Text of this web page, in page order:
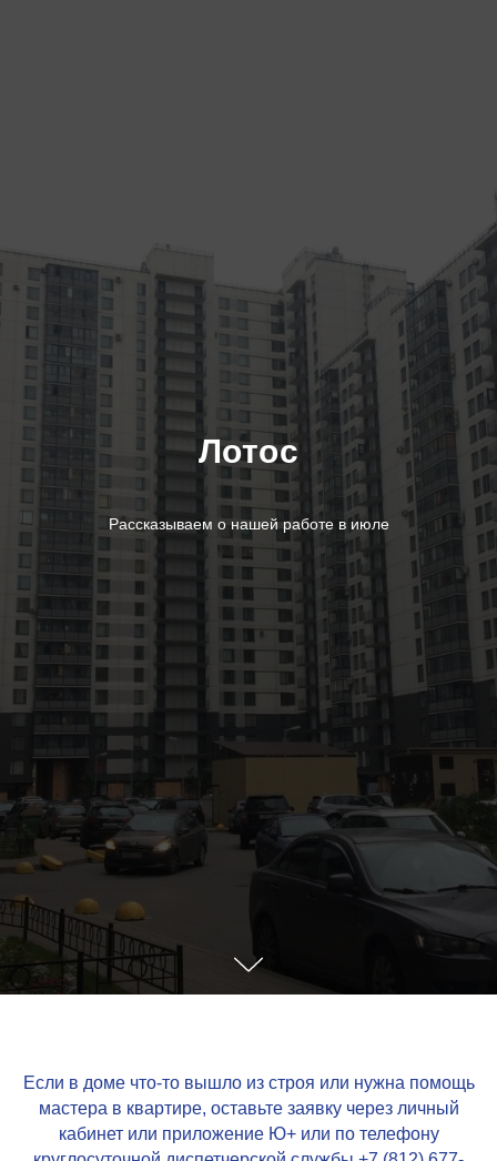
Лотос
Рассказываем о нашей работе в июле
Если в доме что-то вышло из строя или нужна помощь
мастера в квартире, оставьте заявку через личный
кабинет или приложение Ю+ или по телефону